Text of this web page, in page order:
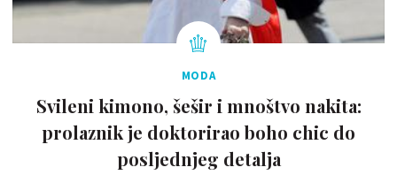
MODA
Svileni kimono, šešir i mnoštvo nakita:
prolaznik je doktorirao boho chic do
posljednjeg detalja